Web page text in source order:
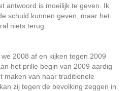
antwoord is moeilijk te geven. Ik
schuld kunnen geven, maar het
niets terug.
2008 af en kijken tegen 2009
het prille begin van 2009 aardig
maken van haar traditionele
zij tegen de bevolking zeggen in